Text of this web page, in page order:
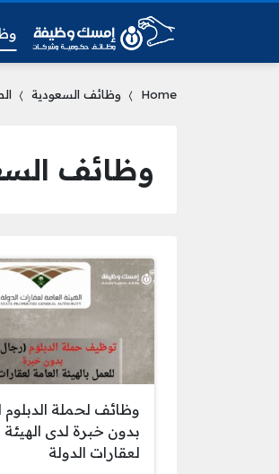
Home وظائف السعودية
وظائف
وظائف لحملة الدبلوم
بدون خبرة لدى الهيئة
لعقارات الدولة